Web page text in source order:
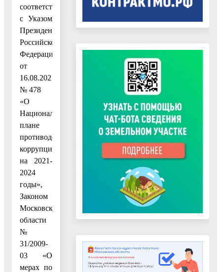
соответствии
с Указом
Президента
Российской
Федерации
от
16.08.2021
№ 478
«О
Национальном
плане
противодействия
коррупции
на 2021-
2024
годы»,
Законом
Московской
области
№
31/2009-
03 «О
мерах по